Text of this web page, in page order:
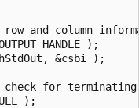
and column
);
&csbi );
for
);